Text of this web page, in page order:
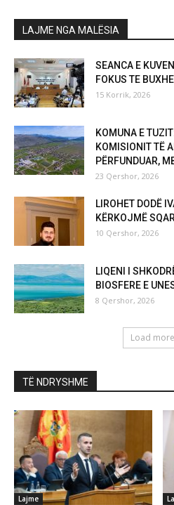
LAJME NGA MALËSIA
SEANCA E
FOKUS TE
15 Korrik, 2026
KOMUNA E
KOMISIONIT TË
PËRFUNDUAR,
23 Qershor, 2026
LIROHET DODË
KËRKOJMË
10 Qershor, 2026
LIQENI I
BIOSFERE E
8 Qershor, 2026
Load more
TË NDRYSHME
Lajme